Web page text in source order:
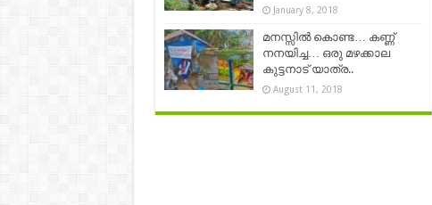
January 8, 2018
മനസ്സിൽ കൊണ്ട… കണ്ണ്
നനയിച്ച… ഒരു മഴക്കാല
കുട്ടനാട് യാത്ര..
August 11, 2018